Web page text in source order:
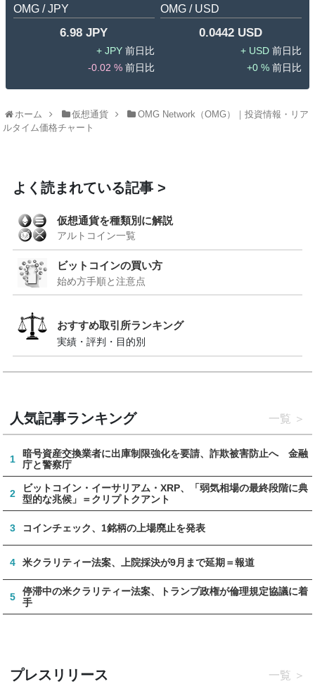
OMG / JPY
6.98 JPY
JPY
-0.02 %
OMG / USD
0.0442 USD
USD
0 %
ホーム 仮想通貨
OMG Network（OMG）｜投資情報・リア
ルタイム価格チャート
よく読まれている記事
仮想通貨を種類別に解説
アルトコイン一覧
ビットコインの買い方
始め方手順と注意点
おすすめ取引所ランキング
実績・評判・目的別
人気記事ランキング 一覧
1
暗号資産交換業者に出庫制限強化を要請、詐欺被害防止へ 金融
庁と警察庁
2
ビットコイン・イーサリアム・XRP、「弱気相場の最終段階に典
型的な兆候」＝クリプトクアント
3 コインチェック、1銘柄の上場廃止を発表
4 米クラリティー法案、上院採決が9月まで延期＝報道
5
停滞中の米クラリティー法案、トランプ政権が倫理規定協議に着
手
プレスリリース 一覧